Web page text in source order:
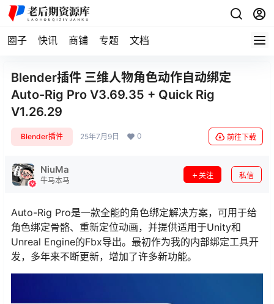
圈子 快讯 商铺 专题 文档
Blender插件 三维人物角色动作自动绑定
Auto-Rig Pro V3.69.35 + Quick Rig
V1.26.29
Blender插件 25年7月9日 0 前往下载
NiuMa
牛马本马
关注 私信
Auto-Rig Pro是一款全能的角色绑定解决方案，可用于给
角色绑定骨骼、重新定位动画，并提供适用于Unity和
Unreal Engine的Fbx导出。最初作为我的内部绑定工具开
发，多年来不断更新，增加了许多新功能。